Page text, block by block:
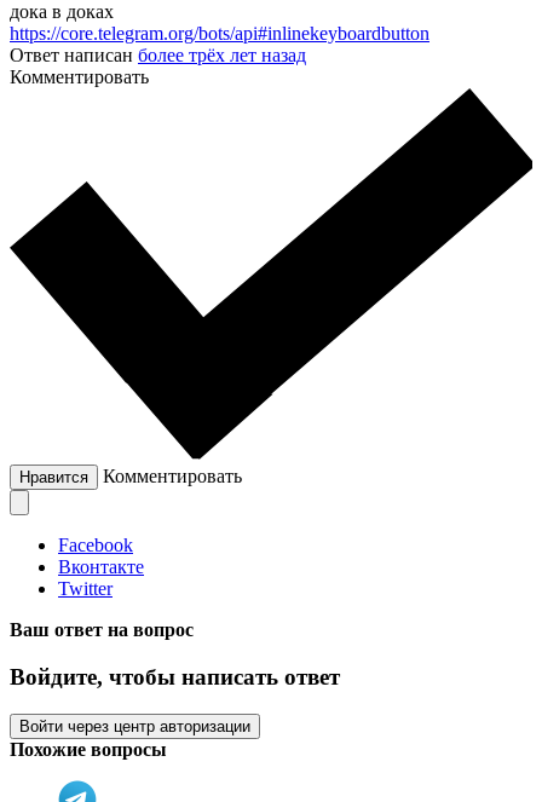
дока в доках
https://core.telegram.org/bots/api#inlinekeyboardbutton
Ответ написан более трёх лет назад
Комментировать
Нравится Комментировать
Facebook
Вконтакте
Twitter
Ваш ответ на вопрос
Войдите, чтобы написать ответ
Войти через центр авторизации
Похожие вопросы